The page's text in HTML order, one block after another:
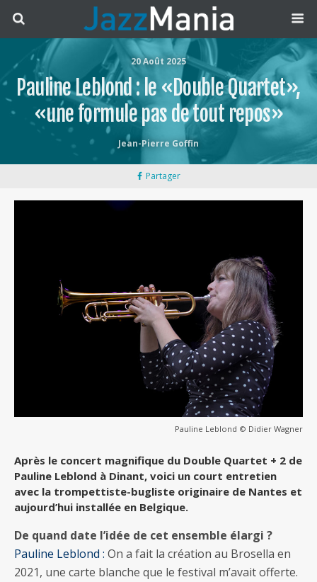
20 Août 2025
Pauline Leblond : le «Double Quartet»,
«une formule pas de tout repos»
Jean-Pierre Goffin
Partager
Pauline Leblond © Didier Wagner
Après le concert magnifique du Double Quartet + 2 de
Pauline Leblond à Dinant, voici un court entretien
avec la trompettiste-bugliste originaire de Nantes et
aujourd’hui installée en Belgique.
De quand date l’idée de cet ensemble élargi ?
Pauline Leblond : On a fait la création au Brosella en
2021, une carte blanche que le festival m’avait offerte.